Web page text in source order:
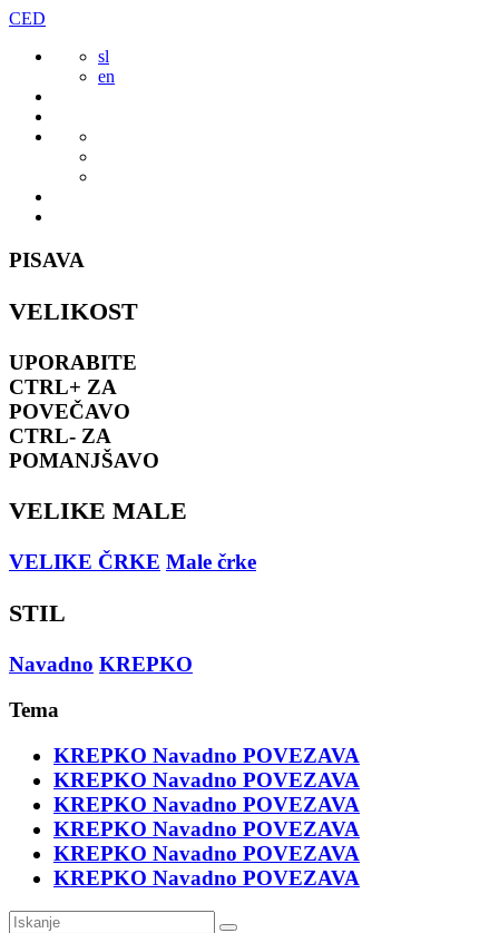
Preskoči
vsebine
CED
sl
en
PISAVA
VELIKOST
UPORABITE
CTRL+ ZA
POVEČAVO
CTRL- ZA
POMANJŠAVO
VELIKE MALE
VELIKE ČRKE Male črke
STIL
Navadno KREPKO
Tema
KREPKO Navadno POVEZAVA
KREPKO Navadno POVEZAVA
KREPKO Navadno POVEZAVA
KREPKO Navadno POVEZAVA
KREPKO Navadno POVEZAVA
KREPKO Navadno POVEZAVA